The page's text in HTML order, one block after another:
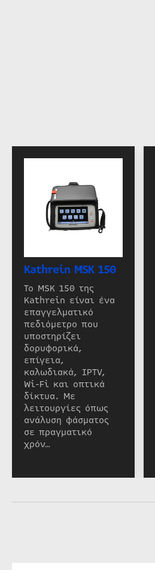
Kathrein MSK 150
Το MSK 150 της
Kathrein είναι ένα
επαγγελματικό
πεδιόμετρο που
υποστηρίζει
δορυφορικά,
επίγεια,
καλωδιακά, IPTV,
Wi-Fi και οπτικά
δίκτυα. Με
λειτουργίες όπως
ανάλυση φάσματος
σε πραγματικό
χρόν…